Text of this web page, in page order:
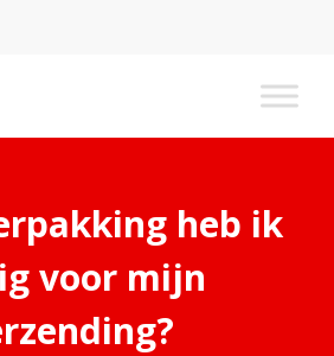
heb ik
voor mijn